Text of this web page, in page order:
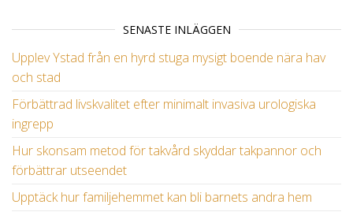
SENASTE INLÄGGEN
Upplev Ystad från en hyrd stuga mysigt boende nära hav
och stad
Förbättrad livskvalitet efter minimalt invasiva urologiska
ingrepp
Hur skonsam metod för takvård skyddar takpannor och
förbättrar utseendet
Upptäck hur familjehemmet kan bli barnets andra hem